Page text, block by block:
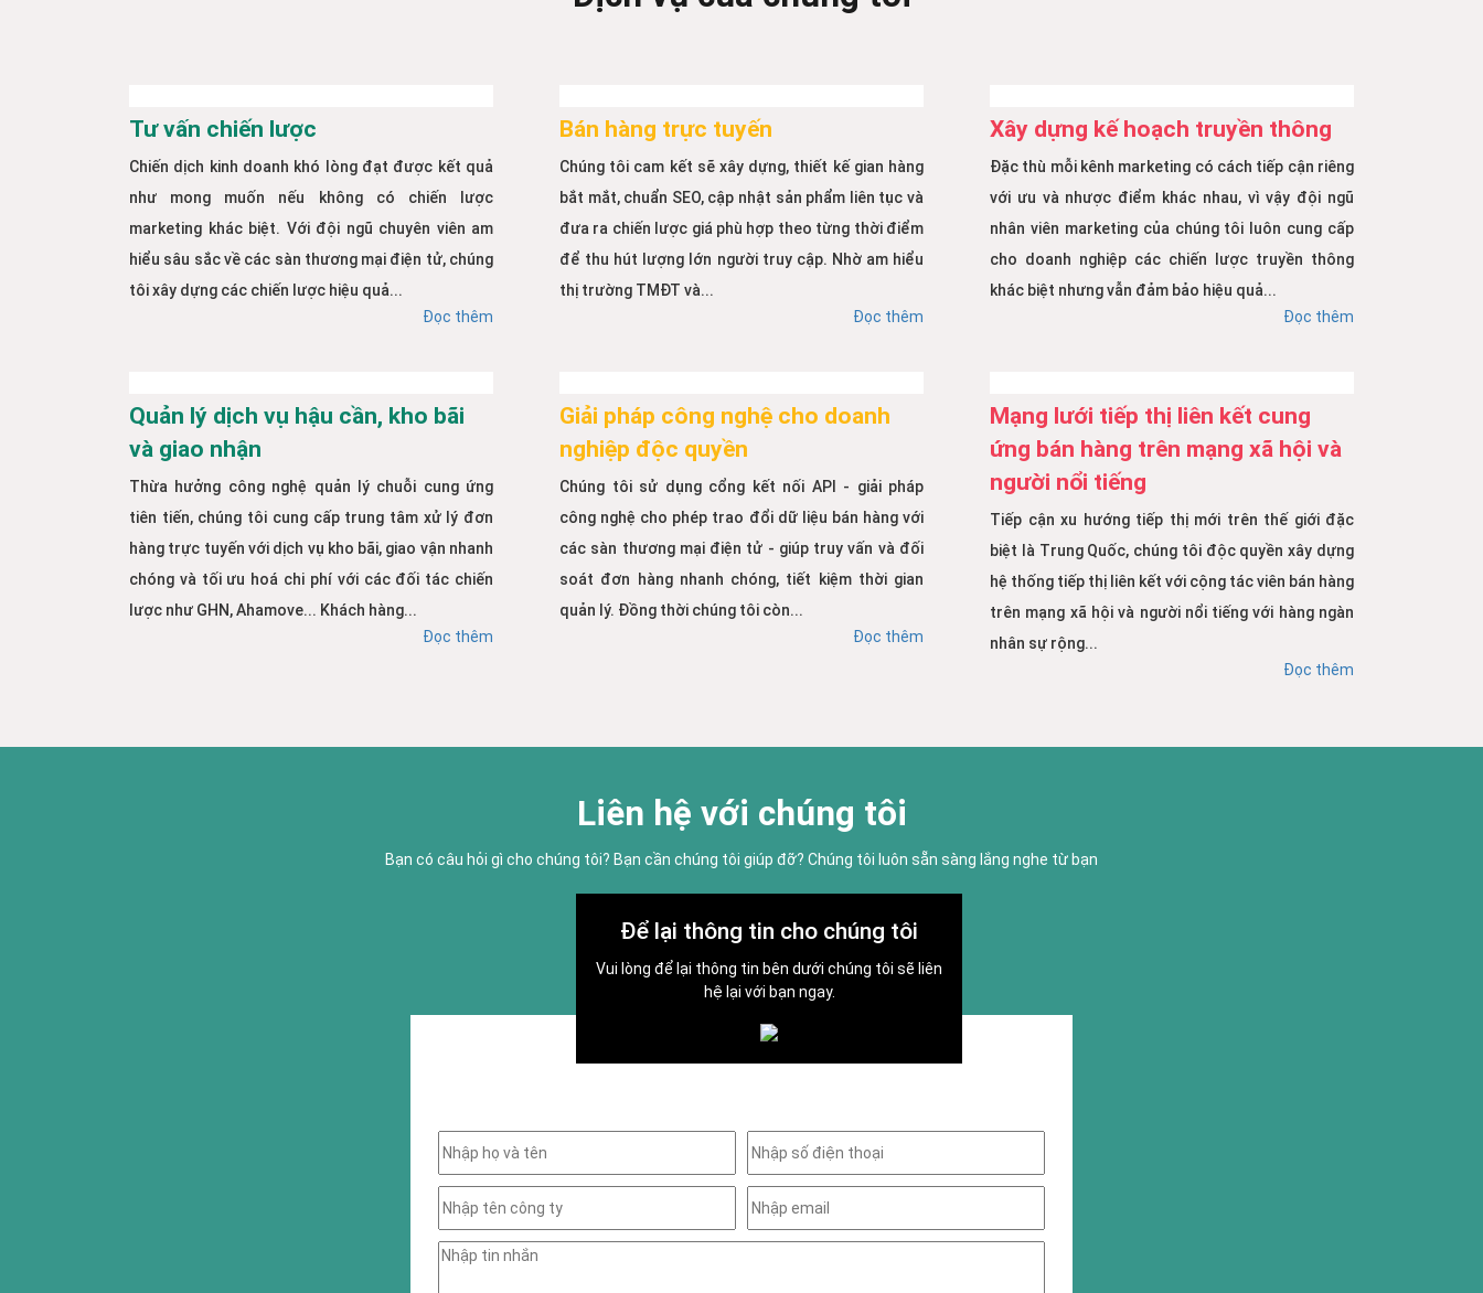
Tư vấn chiến lược
Chiến dịch kinh doanh khó lòng đạt được kết quả
như mong muốn nếu không có chiến lược
marketing khác biệt. Với đội ngũ chuyên viên am
hiểu sâu sắc về các sàn thương mại điện tử, chúng
tôi xây dựng các chiến lược hiệu quả...
Đọc thêm
Bán hàng trực tuyến
Chúng tôi cam kết sẽ xây dựng, thiết kế gian hàng
bắt mắt, chuẩn SEO, cập nhật sản phẩm liên tục và
đưa ra chiến lược giá phù hợp theo từng thời điểm
để thu hút lượng lớn người truy cập. Nhờ am hiểu
thị trường TMĐT và...
Đọc thêm
Xây dựng kế hoạch truyền thông
Đặc thù mỗi kênh marketing có cách tiếp cận riêng
với ưu và nhược điểm khác nhau, vì vậy đội ngũ
nhân viên marketing của chúng tôi luôn cung cấp
cho doanh nghiệp các chiến lược truyền thông
khác biệt nhưng vẫn đảm bảo hiệu quả...
Đọc thêm
Quản lý dịch vụ hậu cần, kho bãi
và giao nhận
Thừa hưởng công nghệ quản lý chuỗi cung ứng
tiên tiến, chúng tôi cung cấp trung tâm xử lý đơn
hàng trực tuyến với dịch vụ kho bãi, giao vận nhanh
chóng và tối ưu hoá chi phí với các đối tác chiến
lược như GHN, Ahamove... Khách hàng...
Đọc thêm
Giải pháp công nghệ cho doanh
nghiệp độc quyền
Chúng tôi sử dụng cổng kết nối API - giải pháp
công nghệ cho phép trao đổi dữ liệu bán hàng với
các sàn thương mại điện tử - giúp truy vấn và đối
soát đơn hàng nhanh chóng, tiết kiệm thời gian
quản lý. Đồng thời chúng tôi còn...
Đọc thêm
Mạng lưới tiếp thị liên kết cung
ứng bán hàng trên mạng xã hội và
người nổi tiếng
Tiếp cận xu hướng tiếp thị mới trên thế giới đặc
biệt là Trung Quốc, chúng tôi độc quyền xây dựng
hệ thống tiếp thị liên kết với cộng tác viên bán hàng
trên mạng xã hội và người nổi tiếng với hàng ngàn
nhân sự rộng...
Đọc thêm
Liên hệ với chúng tôi
Bạn có câu hỏi gì cho chúng tôi? Bạn cần chúng tôi giúp đỡ? Chúng tôi luôn sẵn sàng lắng nghe từ bạn
Để lại thông tin cho chúng tôi
Vui lòng để lại thông tin bên dưới chúng tôi sẽ liên
hệ lại với bạn ngay.